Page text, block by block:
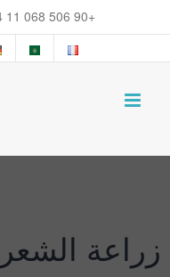
+90 506 068 11 84
زراعة